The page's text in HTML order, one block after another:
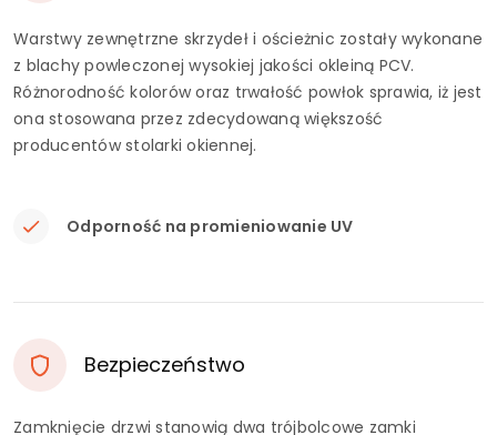
Warstwy zewnętrzne skrzydeł i ościeżnic zostały wykonane
z blachy powleczonej wysokiej jakości okleiną PCV.
Różnorodność kolorów oraz trwałość powłok sprawia, iż jest
ona stosowana przez zdecydowaną większość
producentów stolarki okiennej.
Odporność na promieniowanie UV
Bezpieczeństwo
Zamknięcie drzwi stanowią dwa trójbolcowe zamki